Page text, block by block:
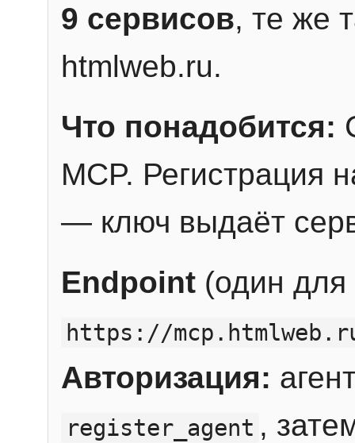
9 сервисов, те же
htmlweb.ru.
Что понадобится:
MCP. Регистрация
— ключ выдаёт
Endpoint (один для
https://
Авторизация:
register_agent ,